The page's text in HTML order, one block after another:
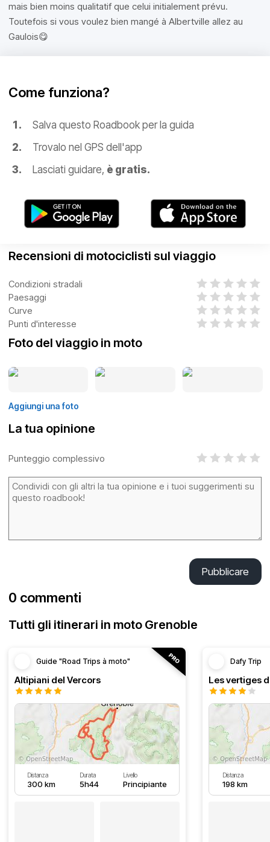
mais bien moins qualitatif que celui initialement prévu.
Toutefois si vous voulez bien mangé à Albertville allez au
Gaulois😋
Come funziona?
Salva questo Roadbook per la guida
Trovalo nel GPS dell'app
Lasciati guidare, è gratis.
Recensioni di motociclisti sul viaggio
Condizioni stradali
Paesaggi
Curve
Punti d'interesse
Foto del viaggio in moto
Aggiungi una foto
La tua opinione
Punteggio complessivo
Pubblicare
0 commenti
Tutti gli itinerari in moto Grenoble
Guide "Road Trips à moto"
Altipiani del Vercors
Distanza
300 km
Durata
5h44
Livello
Principiante
Dafy Trip
Les vertiges
Distanza
198 km